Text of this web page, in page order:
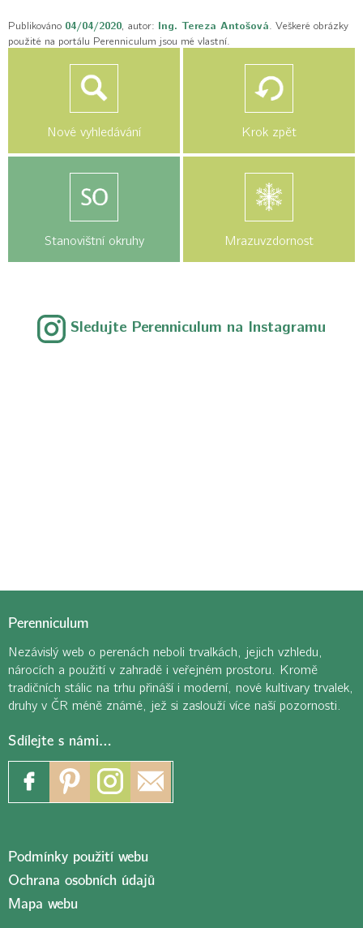
Publikováno 04/04/2020, autor: Ing. Tereza Antošová. Veškeré obrázky
použité na portálu Perenniculum jsou mé vlastní.
Nové vyhledávání Krok zpět
Stanovištní okruhy Mrazuvzdornost
Sledujte Perenniculum na Instagramu
Perenniculum
Nezávislý web o perenách neboli trvalkách, jejich vzhledu,
nárocích a použití v zahradě i veřejném prostoru. Kromě
tradičních stálic na trhu přináší i moderní, nové kultivary trvalek,
druhy v ČR méně známé, jež si zaslouží více naší pozornosti.
Sdílejte s námi…
Podmínky použití webu
Ochrana osobních údajů
Mapa webu